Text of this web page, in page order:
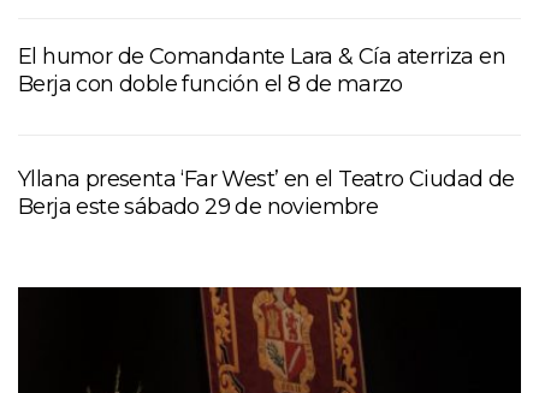
El humor de Comandante Lara & Cía aterriza en
Berja con doble función el 8 de marzo
Yllana presenta ‘Far West’ en el Teatro Ciudad de
Berja este sábado 29 de noviembre